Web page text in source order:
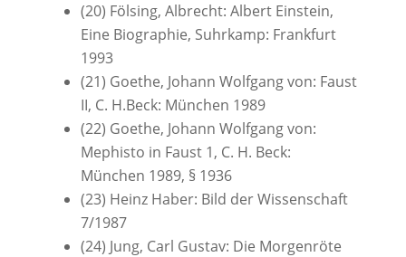
(20) Fölsing, Albrecht: Albert Einstein,
Eine Biographie, Suhrkamp: Frankfurt
1993
(21) Goethe, Johann Wolfgang von: Faust
II, C. H.Beck: München 1989
(22) Goethe, Johann Wolfgang von:
Mephisto in Faust 1, C. H. Beck:
München 1989, § 1936
(23) Heinz Haber: Bild der Wissenschaft
7/1987
(24) Jung, Carl Gustav: Die Morgenröte